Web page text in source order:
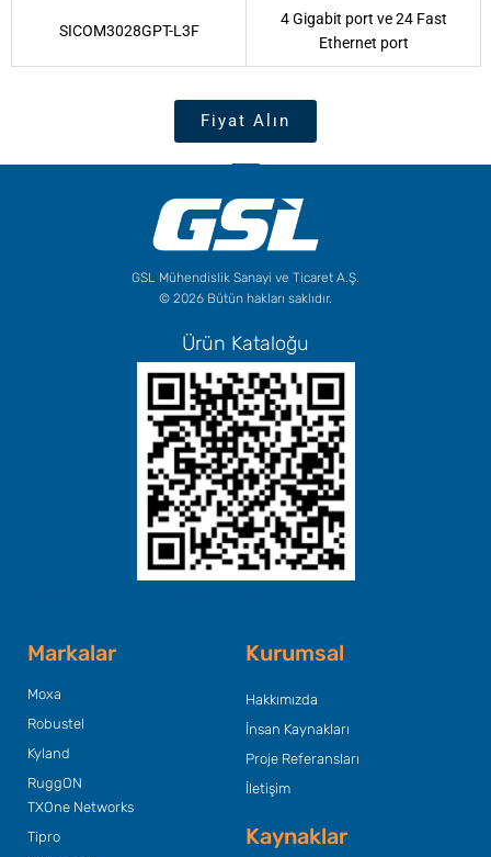
SICOM3028GPT-L3F
4 Gigabit port ve 24 Fast
Ethernet port
Fiyat Alın
GSL Mühendislik Sanayi ve Ticaret A.Ş.
© 2026 Bütün hakları saklıdır.
Ürün Kataloğu
Markalar
Moxa
Robustel
Kyland
RuggON
TXOne Networks
Tipro
Kurumsal
Hakkımızda
İnsan Kaynakları
Proje Referansları
İletişim
Kaynaklar